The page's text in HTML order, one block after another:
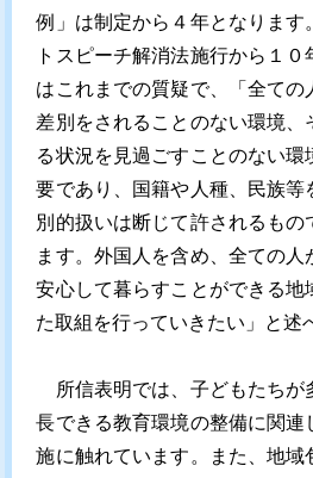
例」は制定から４年となります
トスピーチ解消法施行から１
はこれまでの質疑で、「全ての
差別をされることのない環境、
る状況を見過ごすことのない
要であり、国籍や人種、民族等
別的扱いは断じて許されるもの
ます。外国人を含め、全ての人
安心して暮らすことができる地
た取組を行っていきたい」と述
所信表明では、子どもたちが
長できる教育環境の整備に関連
施に触れています。また、地域